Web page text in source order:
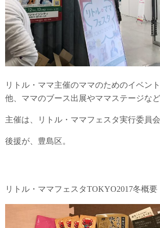
リトル・ママ主催のママのためのイベン
他、ママのブース出展やママステージなど
主催は、リトル・ママフェスタ実行委員会
後援が、豊島区。
リトル・ママフェスタTOKYO2017冬概要